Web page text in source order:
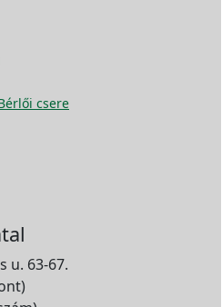
csere
u. 63-67.